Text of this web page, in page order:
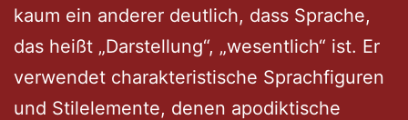
kaum ein anderer deutlich, dass Sprache,
das heißt „Darstellung“, „wesentlich“ ist. Er
verwendet charakteristische Sprachfiguren
und Stilelemente, denen apodiktische